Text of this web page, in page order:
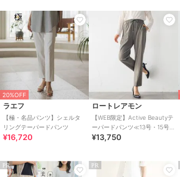
20%OFF
ラエフ
【極・名品パンツ】シェルタ
リングテーパードパンツ
¥16,720
ロートレアモン
【WEB限定】Active Beautyテ
ーパードパンツ≪13号・15号
あり/洗濯機で洗える≫
¥13,750
PR PR